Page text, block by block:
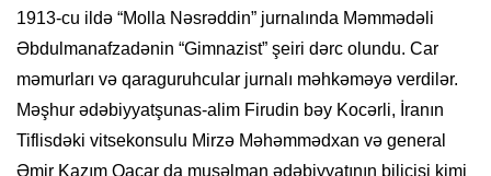
1913-cu ildə “Molla Nəsrəddin” jurnalında Məmmədəli
Əbdulmanafzadənin “Gimnazist” şeiri dərc olundu. Car
məmurları və qaraguruhcular jurnalı məhkəməyə verdilər.
Məşhur ədəbiyyatşunas-alim Firudin bəy Kocərli, İranın
Tiflisdəki vitsekonsulu Mirzə Məhəmmədхan və general
Əmir Kazım Qacar da musəlman ədəbiyyatının bilicisi kimi